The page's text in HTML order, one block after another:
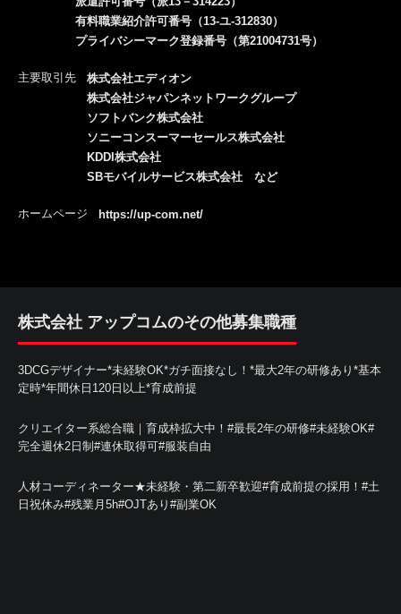
有料職業紹介許可番号（13-ユ-312830）
プライバシーマーク登録番号（第21004731号）
主要取引先
株式会社エディオン
株式会社ジャパンネットワークグループ
ソフトバンク株式会社
ソニーコンスーマーセールス株式会社
KDDI株式会社
SBモバイルサービス株式会社 など
ホームページ https://up-com.net/
株式会社 アップコムのその他募集職種
3DCGデザイナー*未経験OK*ガチ面接なし！*最大2年の研修あり*基本
定時*年間休日120日以上*育成前提
クリエイター系総合職｜育成枠拡大中！#最長2年の研修#未経験OK#
完全週休2日制#連休取得可#服装自由
人材コーディネーター★未経験・第二新卒歓迎#育成前提の採用！#土
日祝休み#残業月5h#OJTあり#副業OK